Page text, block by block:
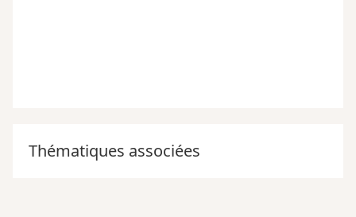
Thématiques associées